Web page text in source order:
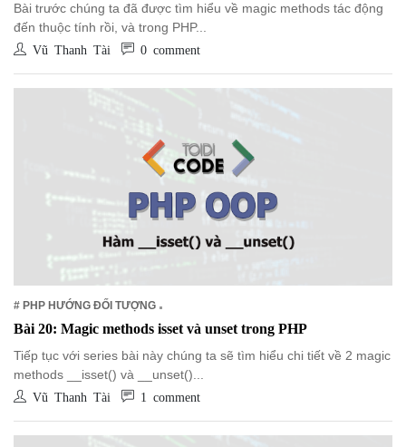
Bài trước chúng ta đã được tìm hiểu về magic methods tác động
đến thuộc tính rồi, và trong PHP...
Vũ Thanh Tài 0 comment
# PHP HƯỚNG ĐỐI TƯỢNG
Bài 20: Magic methods isset và unset trong PHP
Tiếp tục với series bài này chúng ta sẽ tìm hiểu chi tiết về 2 magic
methods __isset() và __unset()...
Vũ Thanh Tài 1 comment